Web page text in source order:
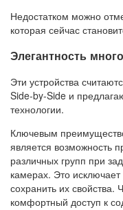
Недостатком можно
которая сейчас
Элегантность
Эти устройства
Side-by-Side и
технологии.
Ключевым
является возможность
различных групп при
камерах. Это
сохранить их
комфортный доступ к